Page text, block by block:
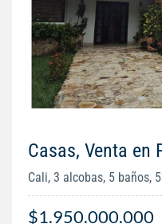
Casas, Venta en
Cali, 3 alcobas, 5 baños,
$1.950.000.000